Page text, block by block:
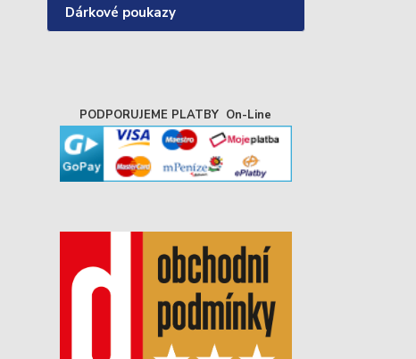
Dárkové poukazy
PODPORUJEME PLATBY On-Line